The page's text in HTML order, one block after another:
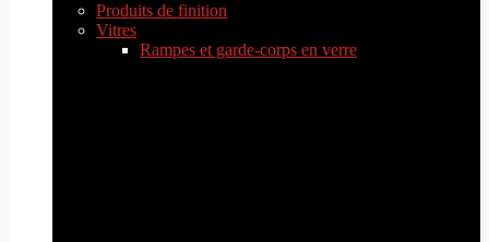
Produits de finition
Vitres
Rampes et garde-corps en verre